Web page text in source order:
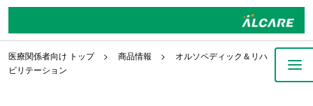
医療関係者向け トップ 商品情報
オルソペディック＆リハ
ビリテーション